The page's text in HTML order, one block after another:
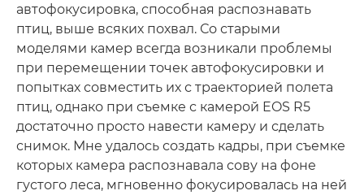
автофокусировка, способная распознавать
птиц, выше всяких похвал. Со старыми
моделями камер всегда возникали проблемы
при перемещении точек автофокусировки и
попытках совместить их с траекторией полета
птиц, однако при съемке с камерой EOS R5
достаточно просто навести камеру и сделать
снимок. Мне удалось создать кадры, при съемке
которых камера распознавала сову на фоне
густого леса, мгновенно фокусировалась на ней